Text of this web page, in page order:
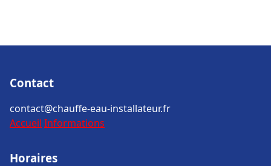
Contact
contact@chauffe-eau-installateur.fr
Accueil Informations
Horaires